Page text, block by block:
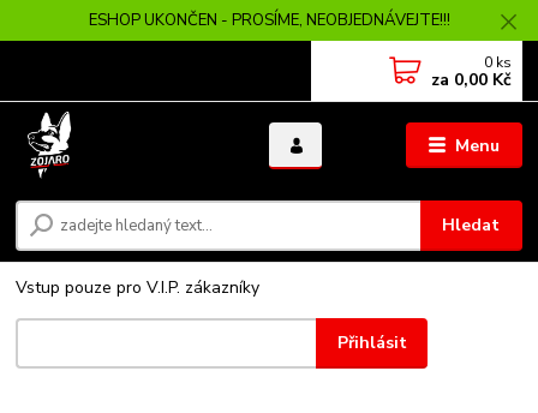
ESHOP UKONČEN - PROSÍME, NEOBJEDNÁVEJTE!!!
Menu
Hledat
0 ks
za 0,00 Kč
Vstup pouze pro V.I.P. zákazníky